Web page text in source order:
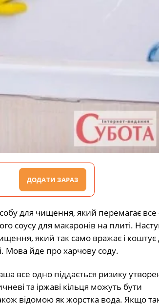
ДОДАТИ ЗАРАЗ
для чищення, який перемагає все
соусу для макаронів на плиті.
який так само вражає і коштує
Мова йде про харчову соду.
все одно піддається ризику
та іржаві кільця можуть бути
відомою як жорстка вода. Якщо